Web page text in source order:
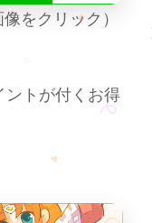
をクリック）
ントが付くお得